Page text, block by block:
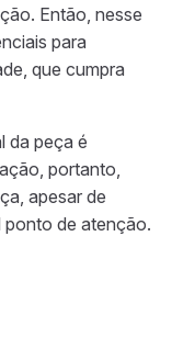
Então, nesse
para
que cumpra
da peça é
portanto,
apesar de
ponto de atenção.